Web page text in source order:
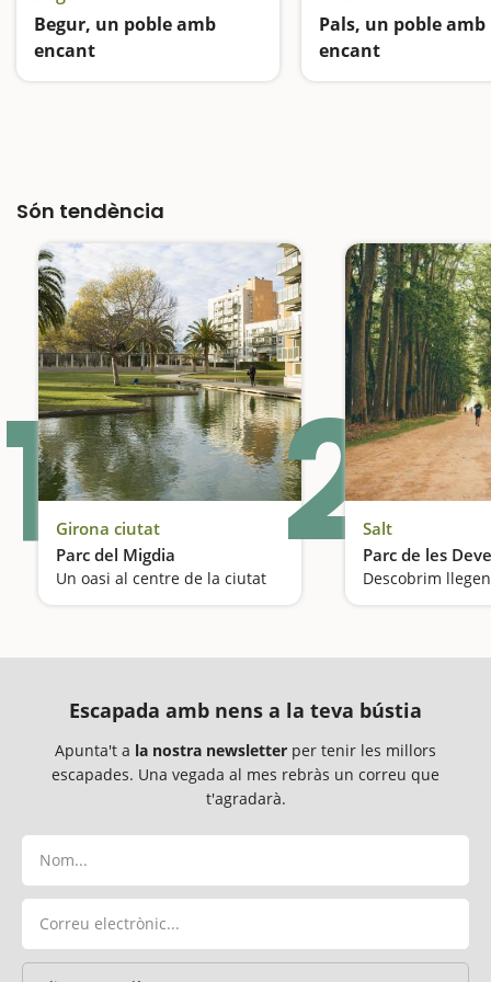
Begur, un poble amb
encant
Pals, un poble amb
encant
Són tendència
1 Girona ciutat
Parc del Migdia
Un oasi al centre de la ciutat 2Salt
Parc de les
Escapada amb nens a la teva bústia
Apunta't a la nostra newsletter per tenir les millors
escapades. Una vegada al mes rebràs un correu que
t'agradarà.